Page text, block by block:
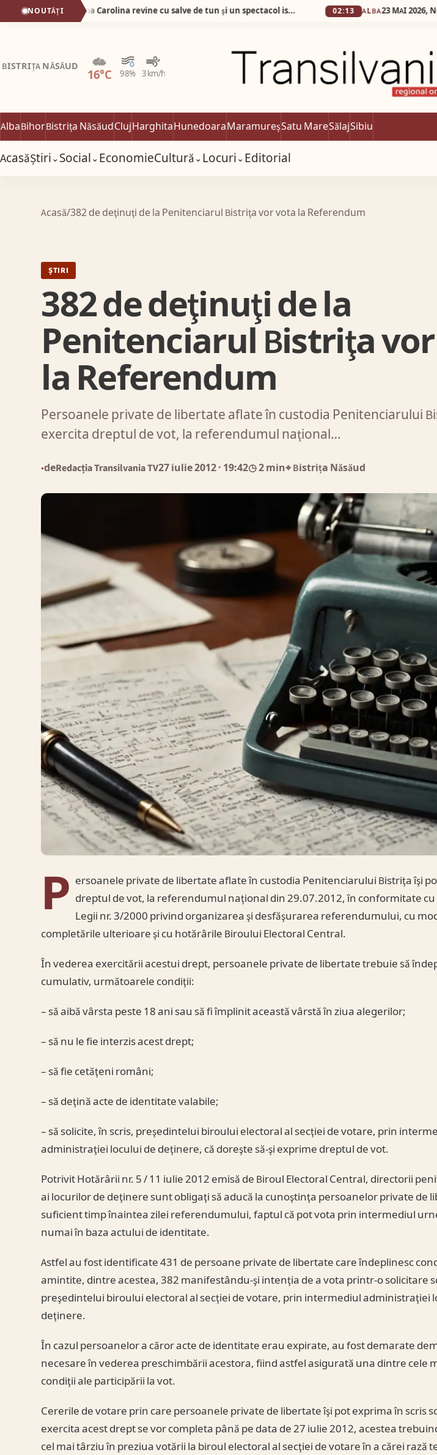
NOUTĂȚI De la 1 Mai: Garda Cetății Alba Carolina revine cu salve de tun și un spectacol istoric de excepție 02:13 ALBA
BISTRIȚA NĂSĂUD
16°C 98% 3 km/h
Ceață
AlbaBihorBistrița NăsăudClujHarghitaHunedoaraMaramureșSatu MareSălajSibiu
AcasăȘtiri⌄Social⌄EconomieCultură⌄Locuri⌄Editorial
Acasă/382 de deţinuţi de la Penitenciarul Bistriţa vor vota la Referendum
ȘTIRI
382 de deţinuţi de la
Penitenciarul Bistriţa
la Referendum
Persoanele private de libertate aflate în custodia Penitenciarului
exercita dreptul de vot, la referendumul naţional…
●deRedacția Transilvania TV27 iulie 2012· 19:42◷ 2 min⌖ Bistrița Năsăud
P ersoanele private de libertate aflate în custodia Penitenciarului Bistriţa îşi
dreptul de vot, la referendumul naţional din 29.07.2012, în conformitate cu
Legii nr. 3/2000 privind organizarea şi desfăşurarea referendumului, cu
completările ulterioare şi cu hotărârile Biroului Electoral Central.
În vederea exercitării acestui drept, persoanele private de libertate trebuie să
cumulativ, următoarele condiţii:
– să aibă vârsta peste 18 ani sau să fi împlinit această vârstă în ziua alegerilor;
– să nu le fie interzis acest drept;
– să fie cetăţeni români;
– să deţină acte de identitate valabile;
– să solicite, în scris, preşedintelui biroului electoral al secţiei de votare, prin
administraţiei locului de deţinere, că doreşte să-şi exprime dreptul de vot.
Potrivit Hotărârii nr. 5 / 11 iulie 2012 emisă de Biroul Electoral Central, directorii
ai locurilor de deţinere sunt obligaţi să aducă la cunoştinţa persoanelor private de
suficient timp înaintea zilei referendumului, faptul că pot vota prin intermediul
numai în baza actului de identitate.
Astfel au fost identificate 431 de persoane private de libertate care îndeplinesc
amintite, dintre acestea, 382 manifestându-şi intenţia de a vota printr-o solicitare
preşedintelui biroului electoral al secţiei de votare, prin intermediul administraţiei
deţinere.
În cazul persoanelor a căror acte de identitate erau expirate, au fost demarate
necesare în vederea preschimbării acestora, fiind astfel asigurată una dintre cele
condiţii ale participării la vot.
Cererile de votare prin care persoanele private de libertate îşi pot exprima în scris
exercita acest drept se vor completa până pe data de 27 iulie 2012, acestea
cel mai târziu în preziua votării la biroul electoral al secţiei de votare în a cărei rază